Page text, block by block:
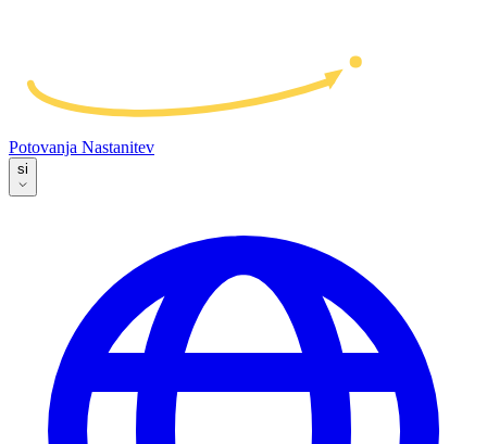
Potovanja Nastanitev
si